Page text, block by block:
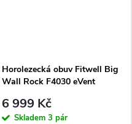
Horolezecká obuv Fitwell Big
Wall Rock F4030 eVent
6 999 Kč
Skladem 3 pár